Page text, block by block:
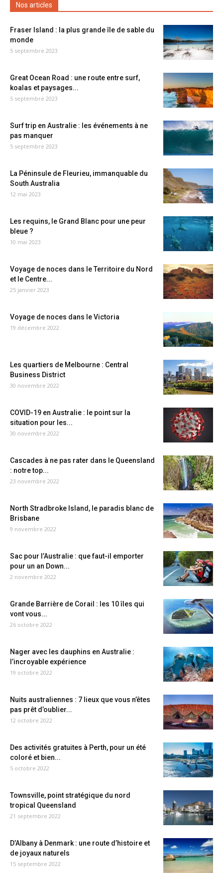
Nos articles
Fraser Island : la plus grande île de sable du
monde
5 septembre 2023
Great Ocean Road : une route entre surf,
koalas et paysages...
5 septembre 2023
Surf trip en Australie : les événements à ne
pas manquer
5 septembre 2023
La Péninsule de Fleurieu, immanquable du
South Australia
12 mai 2023
Les requins, le Grand Blanc pour une peur
bleue ?
10 mai 2023
Voyage de noces dans le Territoire du Nord
et le Centre...
25 janvier 2023
Voyage de noces dans le Victoria
19 décembre 2022
Les quartiers de Melbourne : Central
Business District
30 novembre 2022
COVID-19 en Australie : le point sur la
situation pour les...
30 novembre 2022
Cascades à ne pas rater dans le Queensland
: notre top...
23 novembre 2022
North Stradbroke Island, le paradis blanc de
Brisbane
9 novembre 2022
Sac pour l’Australie : que faut-il emporter
pour un an Down...
2 novembre 2022
Grande Barrière de Corail : les 10 îles qui
vont vous...
26 octobre 2022
Nager avec les dauphins en Australie :
l’incroyable expérience
19 octobre 2022
Nuits australiennes : 7 lieux que vous n’êtes
pas prêt d’oublier...
12 octobre 2022
Des activités gratuites à Perth, pour un été
coloré et bien...
5 octobre 2022
Townsville, point stratégique du nord
tropical Queensland
21 septembre 2022
D’Albany à Denmark : une route d’histoire et
de joyaux naturels
15 septembre 2022